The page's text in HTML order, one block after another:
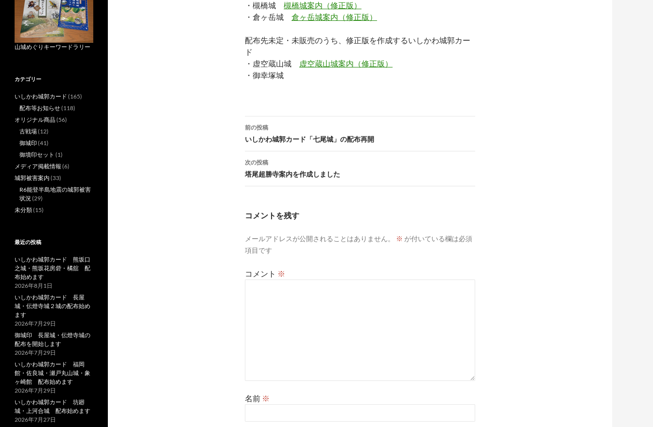
・槻橋城 槻橋城案内（修正版）
・倉ヶ岳城 倉ヶ岳城案内（修正版）
配布先未定・未販売のうち、修正版を作成するいしかわ城郭カー
ド
・虚空蔵山城
虚空蔵山城案内（修正版）
・御幸塚城
投
稿
ナ
ビ
ゲ
ョ
前の投稿
いしかわ城郭カード「七尾城」の配布再開
次の投稿
塔尾超勝寺案内を作成しました
コメントを残す
メールアドレスが公開されることはありません。 ※ が付いている欄は必須
項目です
コメント ※
名前 ※
山城めぐりキーワードラリー
カテゴリー
いしかわ城郭カード (165)
配布等お知らせ(118)
オリジナル商品(56)
古戦場(12)
御城印 (41)
御墳印セット (1)
メディア掲載情報 (6)
城郭被害案内 (33)
R6能登半島地震の城郭被害
状況(29)
未分類(15)
最近の投稿
いしかわ城郭カード 熊坂口
之城・熊坂花房砦・橘舘 配
布始めます
2026年8月1日
いしかわ城郭カード 長屋
城・伝燈寺城２城の配布始め
ます
2026年7月29日
御城印 長屋城・伝燈寺城の
配布を開始します
2026年7月29日
いしかわ城郭カード 福岡
館・佐良城・瀬戸丸山城・象
ヶ崎館 配布始めます
2026年7月29日
いしかわ城郭カード 坊廻
城・上河合城 配布始めます
2026年7月27日